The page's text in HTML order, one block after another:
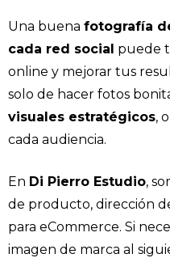
Una buena fotografía
cada red social puede
online y mejorar tus
solo de hacer fotos
visuales estratégicos,
cada audiencia.
En Di Pierro Estudio,
de producto, dirección
para eCommerce. Si
imagen de marca al